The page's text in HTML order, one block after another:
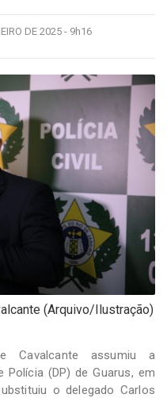
DE 2025 - 9h16
(Arquivo/Ilustração)
Cavalcante assumiu a
Polícia (DP) de Guarus, em
o delegado Carlos